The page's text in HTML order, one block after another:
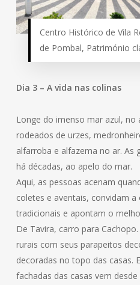
Centro Histórico de Vila
de Pombal, Património
Dia 3 – A vida nas colinas
Longe do imenso mar azul, no
rodeados de urzes,
alfarroba e alfazema no ar. As
há décadas, ao apelo do mar.
Aqui, as pessoas acenam
coletes e aventais, convidam
tradicionais e apontam o
De Tavira, carro para
rurais com seus parapeitos
decoradas no topo das casas.
fachadas das casas vem